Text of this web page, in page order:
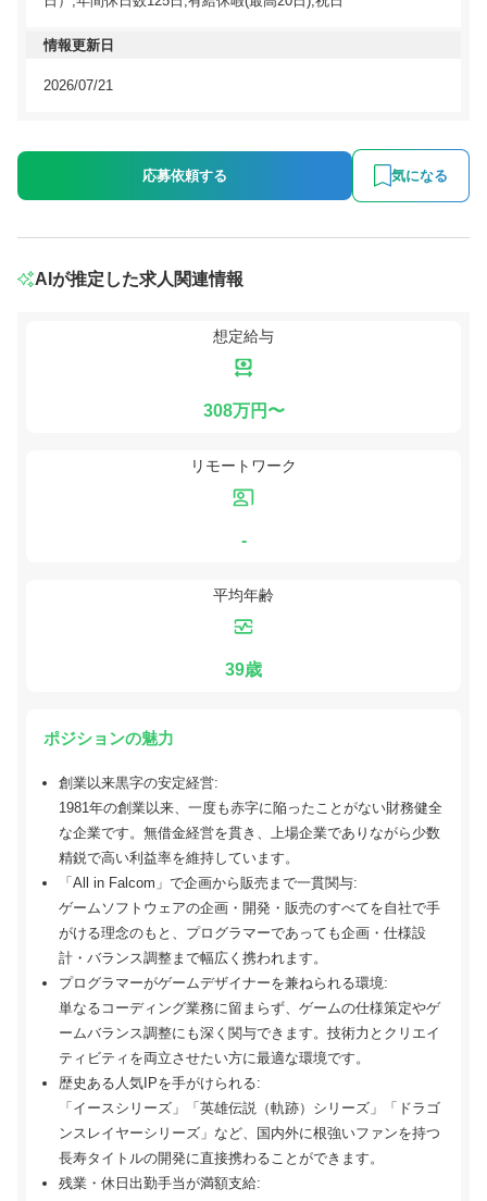
情報更新日
2026/07/21
応募依頼する 気になる
AIが推定した求人関連情報
想定給与
308万円〜
リモートワーク
-
平均年齢
39歳
ポジションの魅力
創業以来黒字の安定経営:
1981年の創業以来、一度も赤字に陥ったことがない財務健全
な企業です。無借金経営を貫き、上場企業でありながら少数
精鋭で高い利益率を維持しています。
「All in Falcom」で企画から販売まで一貫関与:
ゲームソフトウェアの企画・開発・販売のすべてを自社で手
がける理念のもと、プログラマーであっても企画・仕様設
計・バランス調整まで幅広く携われます。
プログラマーがゲームデザイナーを兼ねられる環境:
単なるコーディング業務に留まらず、ゲームの仕様策定やゲ
ームバランス調整にも深く関与できます。技術力とクリエイ
ティビティを両立させたい方に最適な環境です。
歴史ある人気IPを手がけられる:
「イースシリーズ」「英雄伝説（軌跡）シリーズ」「ドラゴ
ンスレイヤーシリーズ」など、国内外に根強いファンを持つ
長寿タイトルの開発に直接携わることができます。
残業・休日出勤手当が満額支給: